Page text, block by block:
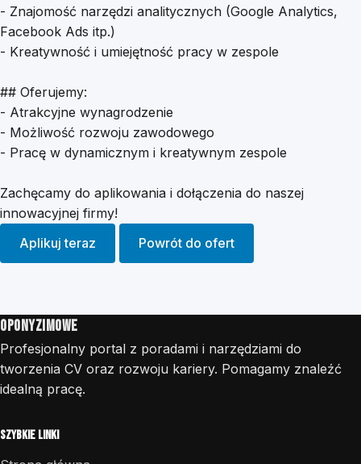
- Znajomość narzędzi analitycznych (Google Analytics,
Facebook Ads itp.)
- Kreatywność i umiejętność pracy w zespole
## Oferujemy:
- Atrakcyjne wynagrodzenie
- Możliwość rozwoju zawodowego
- Pracę w dynamicznym i kreatywnym zespole
Zachęcamy do aplikowania i dołączenia do naszej
innowacyjnej firmy!
Aplikuj teraz
Powrót do ofert
Oponyzimowe
Profesjonalny portal z poradami i narzędziami do
tworzenia CV oraz rozwoju kariery. Pomagamy znaleźć
idealną pracę.
Szybkie linki